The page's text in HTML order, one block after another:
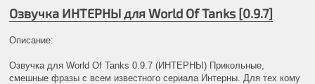
Озвучка ИНТЕРНЫ для World Of Tanks [0.9.7]
Описание:
Озвучка для World Of Tanks 0.9.7 (ИНТЕРНЫ) Прикольные,
смешные фразы с всем известного сериала Интерны. Для тех кому